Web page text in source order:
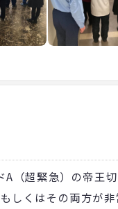
超緊急）の帝王
しくはその両方が